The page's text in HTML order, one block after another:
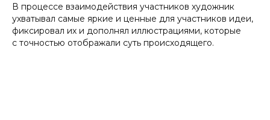
В процессе взаимодействия участников художник
ухватывал самые яркие и ценные для участников идеи,
фиксировал их и дополнял иллюстрациями, которые
с точностью отображали суть происходящего.